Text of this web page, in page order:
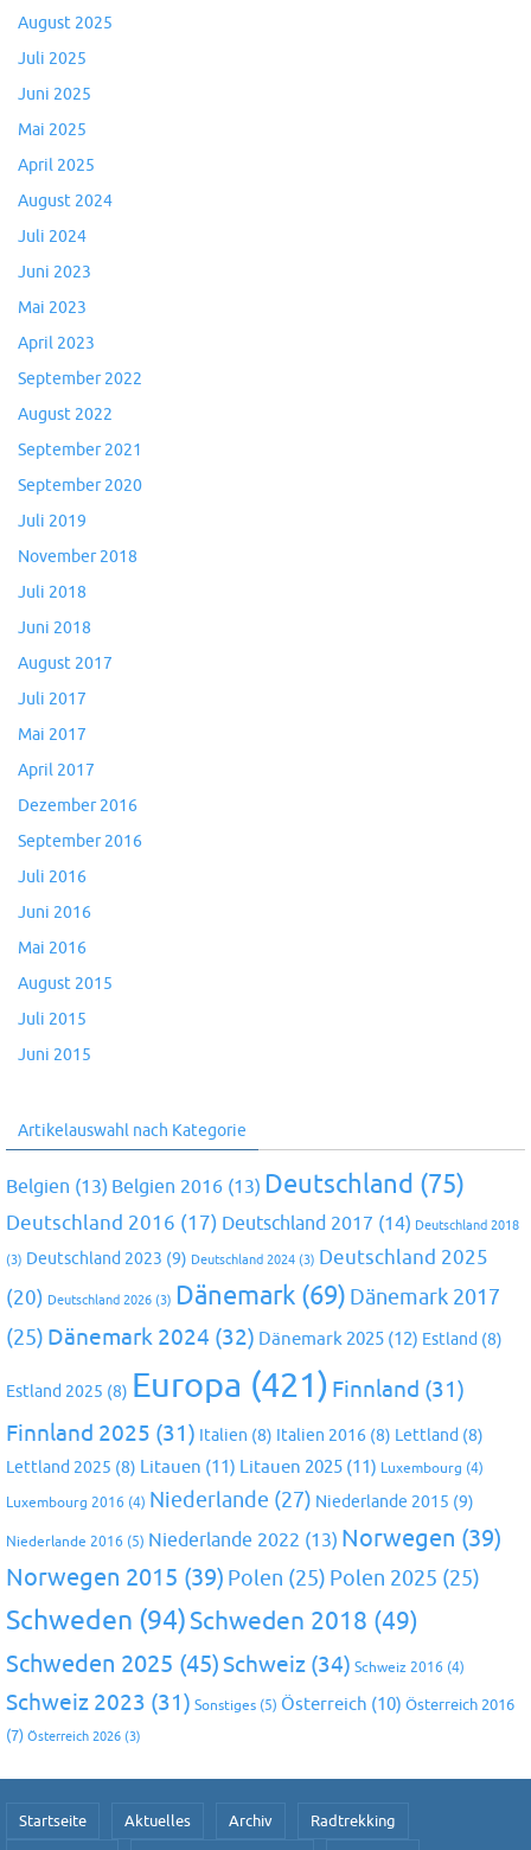
August 2025
Juli 2025
Juni 2025
Mai 2025
April 2025
August 2024
Juli 2024
Juni 2023
Mai 2023
April 2023
September 2022
August 2022
September 2021
September 2020
Juli 2019
November 2018
Juli 2018
Juni 2018
August 2017
Juli 2017
Mai 2017
April 2017
Dezember 2016
September 2016
Juli 2016
Juni 2016
Mai 2016
August 2015
Juli 2015
Juni 2015
Artikelauswahl nach Kategorie
Belgien (13) Belgien 2016 (13) Deutschland (75)
Deutschland 2016 (17) Deutschland 2017 (14) Deutschland 2018
(3) Deutschland 2023 (9) Deutschland 2024 (3) Deutschland 2025
(20) Deutschland 2026 (3) Dänemark (69) Dänemark 2017
(25) Dänemark 2024 (32) Dänemark 2025 (12) Estland (8)
Estland 2025 (8) Europa (421) Finnland (31)
Finnland 2025 (31) Italien (8) Italien 2016 (8) Lettland (8)
Lettland 2025 (8) Litauen (11) Litauen 2025 (11) Luxembourg (4)
Luxembourg 2016 (4) Niederlande (27) Niederlande 2015 (9)
Niederlande 2016 (5) Niederlande 2022 (13) Norwegen (39)
Norwegen 2015 (39) Polen (25) Polen 2025 (25)
Schweden (94)Schweden 2018 (49)
Schweden 2025 (45)Schweiz (34) Schweiz 2016 (4)
Schweiz 2023 (31) Sonstiges (5) Österreich (10) Österreich 2016
(7) Österreich 2026 (3)
Startseite Aktuelles Archiv
Radtrekking